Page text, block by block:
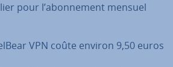
pour l’abon­ne­ment mensuel
VPN coûte environ 9,50 euros